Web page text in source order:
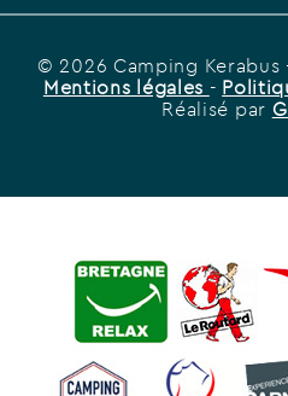
© 2026 Camping Kerabus
Mentions légales -
Réalisé par